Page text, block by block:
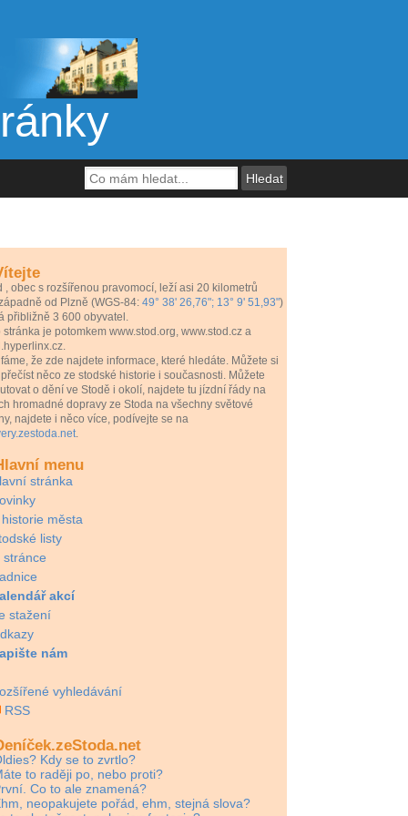
, obec s rozšířenou pravomocí, leží asi 20 kilometrů
od Plzně (WGS-84: 49° 38' 26,76"; 13° 9' 51,93")
přibližně 3 600 obyvatel.
stránka je potomkem www.stod.org, www.stod.cz a
že zde najdete informace, které hledáte. Můžete si
něco ze stodské historie i současnosti. Můžete
o dění ve Stodě i okolí, najdete tu jízdní řády na
hromadné dopravy ze Stoda na všechny světové
najdete i něco více, podívejte se na
.
menu
stránka
města
listy
stránce
akcí
stažení
nám
vyhledávání
RSS
Kdy se to zvrtlo?
to raději po, nebo proti?
Co to ale znamená?
neopakujete pořád, ehm, stejná slova?